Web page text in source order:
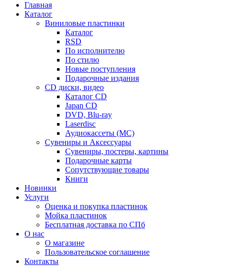
Главная
Каталог
Виниловые пластинки
Каталог
RSD
По исполнителю
По стилю
Новые поступления
Подарочные издания
CD диски, видео
Каталог CD
Japan CD
DVD, Blu-ray
Laserdisc
Аудиокассеты (MC)
Сувениры и Аксессуары
Сувениры, постеры, картины
Подарочные карты
Сопутствующие товары
Книги
Новинки
Услуги
Оценка и покупка пластинок
Мойка пластинок
Бесплатная доставка по СПб
О нас
О магазине
Пользовательское соглашение
Контакты